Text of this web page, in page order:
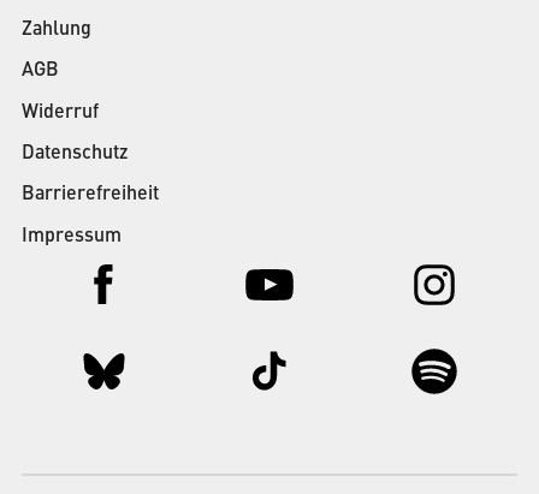
Zahlung
AGB
Widerruf
Datenschutz
Barrierefreiheit
Impressum